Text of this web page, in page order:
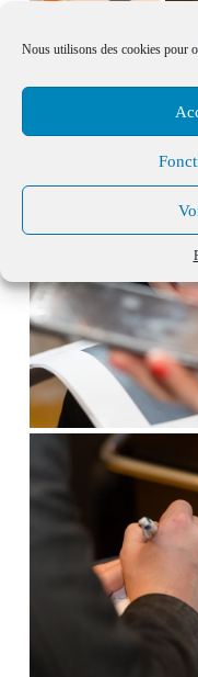
Nous utilisons des cookies pour